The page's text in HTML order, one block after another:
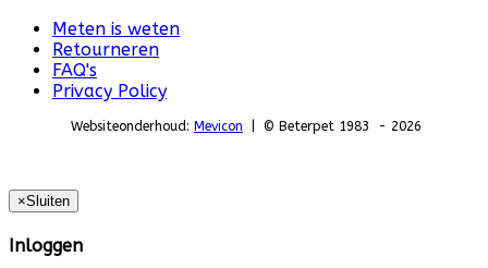
Meten is weten
Retourneren
FAQ's
Privacy Policy
Websiteonderhoud: Mevicon | © Beterpet 1983 - 2026
×Sluiten
Inloggen